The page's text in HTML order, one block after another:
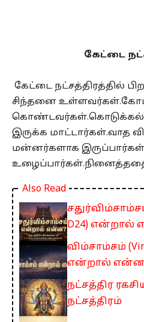
கேட்டை
கேட்டை நட்சத்திரத்தில்
சிந்தனை
கொண்டவர்கள்.கொடுக்கல்-
இருக்க மாட்டார்கள்.வாத
மன்னர்களாக
உழைப்பார்கள்.நினைத்ததை
Also Read
D24) என்றால்
விம்சாம்சம்
என்றால்
நட்சத்திர
நட்சத்திரம்